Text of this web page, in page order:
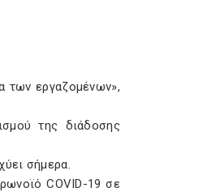
των εργαζομένων»,
της διάδοσης
σήμερα.
COVID-19 σε